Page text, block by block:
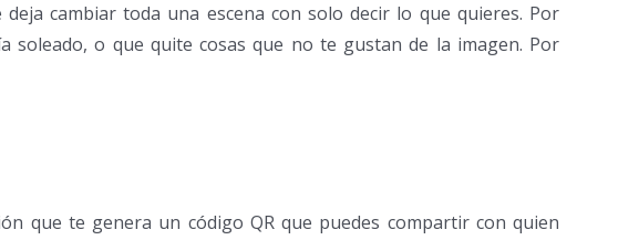
cambiar toda una escena con solo decir lo que quieres. Por
o que quite cosas que no te gustan de la imagen. Por
que te genera un código QR que puedes compartir con quien